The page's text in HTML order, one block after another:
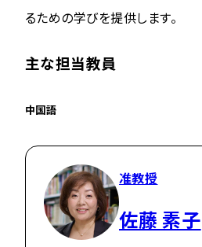
るための学びを提供します。
主な担当教員
中国語
准教授
佐藤 素子